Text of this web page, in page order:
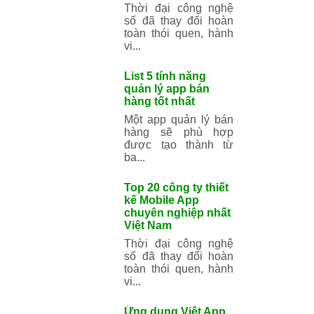
Toàn tập về thiết
kế ứng dụng cho
Android APP
mong muốn ứng
dụng của bạn trông
và hoạt động theo...
Top 10 công ty
thiết kế Mobile
App tại Hà Nội
số đã thay đổi hoàn
toàn thói quen,
hành vi...
List 5 tính năng
quản lý app bán
hàng tốt nhất
bán hàng sẽ phù